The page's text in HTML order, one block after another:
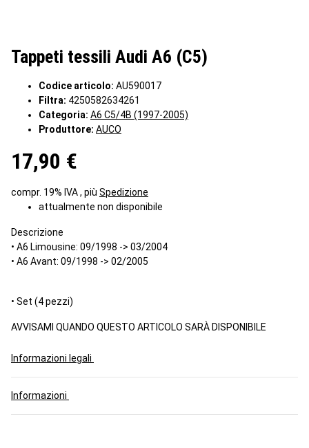
Tappeti tessili Audi A6 (C5)
Codice articolo: AU590017
Filtra: 4250582634261
Categoria: A6 C5/4B (1997-2005)
Produttore: AUCO
17,90 €
compr. 19% IVA , più Spedizione
attualmente non disponibile
Descrizione
• A6 Limousine: 09/1998 -> 03/2004
• A6 Avant: 09/1998 -> 02/2005
• Set (4 pezzi)
AVVISAMI QUANDO QUESTO ARTICOLO SARÀ DISPONIBILE
Informazioni legali
Informazioni